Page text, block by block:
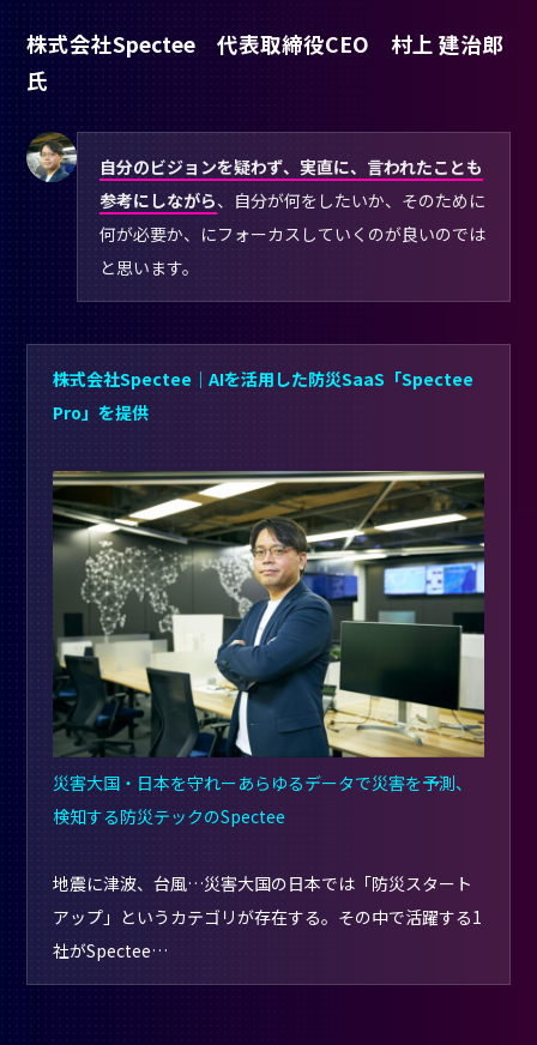
株式会社Spectee 代表取締役CEO 村上 建治郎
氏
自分のビジョンを疑わず、実直に、言われたことも
参考にしながら、自分が何をしたいか、そのために
何が必要か、にフォーカスしていくのが良いのでは
と思います。
株式会社Spectee｜AIを活用した防災SaaS「Spectee
Pro」を提供
災害大国・日本を守れーあらゆるデータで災害を予測、
検知する防災テックのSpectee
地震に津波、台風…災害大国の日本では「防災スタート
アップ」というカテゴリが存在する。その中で活躍する1
社がSpectee…